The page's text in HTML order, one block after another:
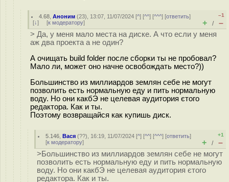
4.68 ,Аноним (23), 13:07, 11/07/2024 [^] [^^] [^^^] [ответить]
[↓] [к модератору]
–1
+ / –
> Да, у меня мало места на диске. А что если у меня
аж два проекта а не один?
А очищать build folder после сборки ты не пробовал?
Мало ли, может оно начне освобождать место?))
Большинство из миллиардов землян себе не могут
позволить есть нормальную еду и пить нормальную
воду. Но они какбЭ не целевая аудитория єтого
редактора. Как и ты.
Поэтому возвращайся как купишь диск.
5.146 ,Вася (??), 16:19, 11/07/2024 [^] [^^] [^^^] [ответить]
[к модератору]
+1
+ / –
>Большинство из миллиардов землян себе не могут
позволить есть нормальную еду и пить нормальную
воду. Но они какбЭ не целевая аудитория єтого
редактора. Как и ты.